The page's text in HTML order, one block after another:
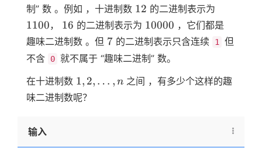
制” 数 。例如 ，十进制数 12
12 的二进制表示为
1100， 16
16 的二进制表示为 10000
10000 ，它们都是
趣味二进制数 。但 7
7 的二进制表示只含连续 1
但
不含
0 就不属于 “趣味二进制” 数。
在十进制数 1,2,
…,n
1, 2, … , n之间 ，有多少个这样的趣
味二进制数呢？
输入